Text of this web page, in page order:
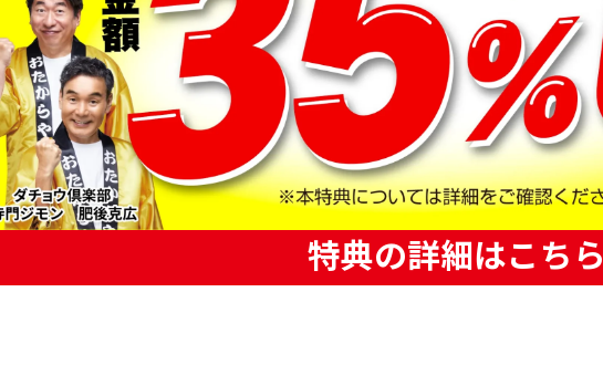
特典の詳細はこちら